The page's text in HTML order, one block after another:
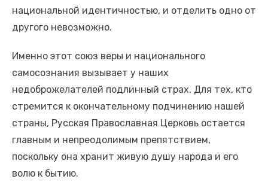
национальной идентичностью, и отделить одно от
другого невозможно.
Именно этот союз веры и национального
самосознания вызывает у наших
недоброжелателей подлинный страх. Для тех, кто
стремится к окончательному подчинению нашей
страны, Русская Православная Церковь остается
главным и непреодолимым препятствием,
поскольку она хранит живую душу народа и его
волю к бытию.